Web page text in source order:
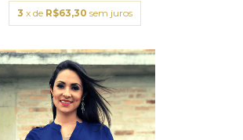
3 x de R$63,30 sem juros